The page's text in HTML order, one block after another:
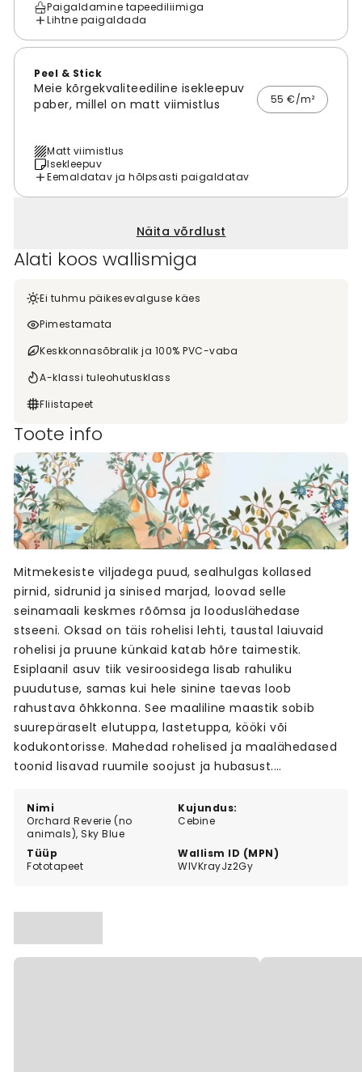
Paigaldamine tapeediliimiga
Lihtne paigaldada
Peel & Stick
Meie kõrgekvaliteediline isekleepuv
paber, millel on matt viimistlus
55 €/m²
Matt viimistlus
Isekleepuv
Eemaldatav ja hõlpsasti paigaldatav
Näita võrdlust
Alati koos wallismiga
Ei tuhmu päikesevalguse käes
Pimestamata
Keskkonnasõbralik ja 100% PVC-vaba
A-klassi tuleohutusklass
Fliistapeet
Toote info
Nimi
Orchard Reverie (no
animals), Sky Blue
Kujundus:
Cebine
Tüüp
Fototapeet
Wallism ID (MPN)
WlVKrayJz2Gy
Mitmekesiste viljadega puud, sealhulgas kollased
pirnid, sidrunid ja sinised marjad, loovad selle
seinamaali keskmes rõõmsa ja looduslähedase
stseeni. Oksad on täis rohelisi lehti, taustal laiuvaid
rohelisi ja pruune künkaid katab hõre taimestik.
Esiplaanil asuv tiik vesiroosidega lisab rahuliku
puudutuse, samas kui hele sinine taevas loob
rahustava õhkkonna. See maaliline maastik sobib
suurepäraselt elutuppa, lastetuppa, kööki või
kodukontorisse. Mahedad rohelised ja maalähedased
toonid lisavad ruumile soojust ja hubasust.
toob tuppa värskust.